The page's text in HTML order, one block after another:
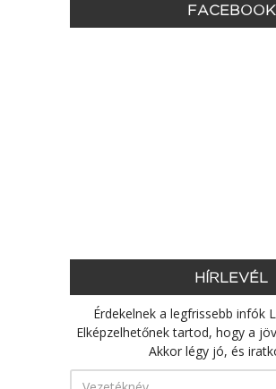
FACEBOOK
HÍRLEVÉL
Érdekelnek a legfrissebb infók
Elképzelhetőnek tartod, hogy a
Akkor légy jó, és